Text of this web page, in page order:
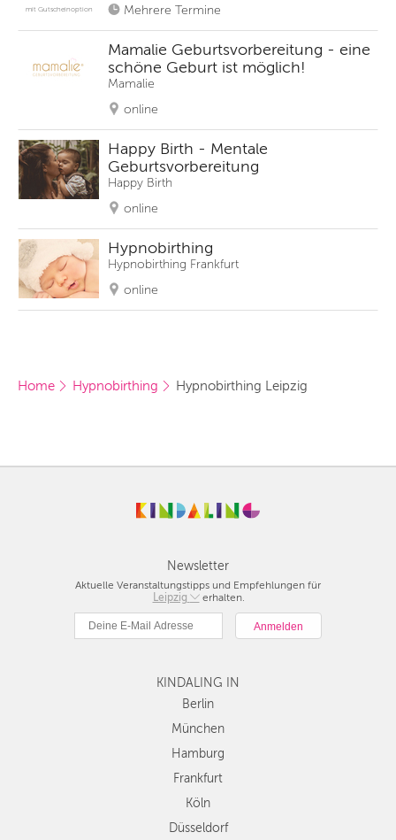
mit Gutscheinoption
Mehrere Termine
Mamalie Geburtsvorbereitung - eine
schöne Geburt ist möglich!
Mamalie
online
Happy Birth - Mentale
Geburtsvorbereitung
Happy Birth
online
Hypnobirthing
Hypnobirthing Frankfurt
online
Home Hypnobirthing Hypnobirthing Leipzig
Newsletter
Aktuelle Veranstaltungstipps und Empfehlungen für
Leipzig
Berlin
München
Hamburg
Köln
Stuttgart
Nürnberg
erhalten.
KINDALING IN
Berlin
München
Hamburg
Frankfurt
Köln
Düsseldorf